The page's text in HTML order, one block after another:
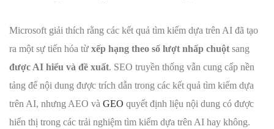
Microsoft giải thích rằng các kết quả tìm kiếm dựa trên AI đã tạo
ra một sự tiến hóa từ xếp hạng theo số lượt nhấp chuột sang
được AI hiểu và đề xuất. SEO truyền thống vẫn cung cấp nền
tảng để nội dung được trích dẫn trong các kết quả tìm kiếm dựa
trên AI, nhưng AEO và GEO quyết định liệu nội dung có được
hiển thị trong các trải nghiệm tìm kiếm dựa trên AI hay không.